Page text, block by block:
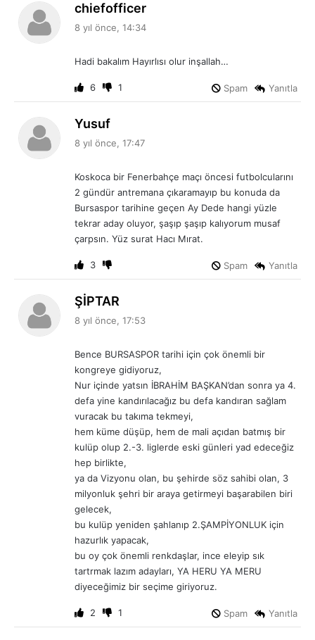
chiefofficer
k
:
8 yıl önce, 14:34
Hadi bakalım Hayırlısı olur inşallah…
6 1 Yanıtla
Spam
Yusuf
:
8 yıl önce, 17:47
Koskoca bir Fenerbahçe maçı öncesi futbolcularını
2 gündür antremana çıkaramayıp bu konuda da
Bursaspor tarihine geçen Ay Dede hangi yüzle
tekrar aday oluyor, şaşıp şaşıp kalıyorum musaf
çarpsın. Yüz surat Hacı Mırat.
3 Yanıtla
Spam
ŞİPTAR
i
8 yıl önce, 17:53
Bence BURSASPOR tarihi için çok önemli bir
kongreye gidiyoruz,
Nur içinde yatsın İBRAHİM BAŞKAN’dan sonra ya 4.
defa yine kandırılacağız bu defa kandıran sağlam
vuracak bu takıma tekmeyi,
hem küme düşüp, hem de mali açıdan batmış bir
kulüp olup 2.-3. liglerde eski günleri yad edeceğiz
hep birlikte,
ya da Vizyonu olan, bu şehirde söz sahibi olan, 3
milyonluk şehri bir araya getirmeyi başarabilen biri
gelecek,
bu kulüp yeniden şahlanıp 2.ŞAMPİYONLUK için
hazurlık yapacak,
bu oy çok önemli renkdaşlar, ince eleyip sık
tartrmak lazım adayları, YA HERU YA MERU
diyeceğimiz bir seçime giriyoruz.
2 1 Yanıtla
Spam